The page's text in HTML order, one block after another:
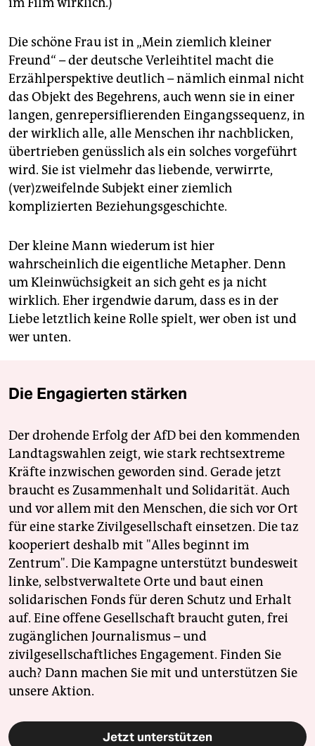
Die schöne Frau ist in „Mein ziemlich kleiner
Freund“ – der deutsche Verleihtitel macht die
Erzählperspektive deutlich – nämlich einmal nicht
das Objekt des Begehrens, auch wenn sie in einer
langen, genrepersiflierenden Eingangssequenz, in
der wirklich alle, alle Menschen ihr nachblicken,
übertrieben genüsslich als ein solches vorgeführt
wird. Sie ist vielmehr das liebende, verwirrte,
(ver)zweifelnde Subjekt einer ziemlich
komplizierten Beziehungsgeschichte.
Der kleine Mann wiederum ist hier
wahrscheinlich die eigentliche Metapher. Denn
um Kleinwüchsigkeit an sich geht es ja nicht
wirklich. Eher irgendwie darum, dass es in der
Liebe letztlich keine Rolle spielt, wer oben ist und
wer unten.
Die Engagierten stärken
Der drohende Erfolg der AfD bei den kommenden
Landtagswahlen zeigt, wie stark rechtsextreme
Kräfte inzwischen geworden sind. Gerade jetzt
braucht es Zusammenhalt und Solidarität. Auch
und vor allem mit den Menschen, die sich vor Ort
für eine starke Zivilgesellschaft einsetzen. Die taz
kooperiert deshalb mit "Alles beginnt im
Zentrum". Die Kampagne unterstützt bundesweit
linke, selbstverwaltete Orte und baut einen
solidarischen Fonds für deren Schutz und Erhalt
auf. Eine offene Gesellschaft braucht guten, frei
zugänglichen Journalismus – und
zivilgesellschaftliches Engagement. Finden Sie
auch? Dann machen Sie mit und unterstützen Sie
unsere Aktion.
Jetzt unterstützen